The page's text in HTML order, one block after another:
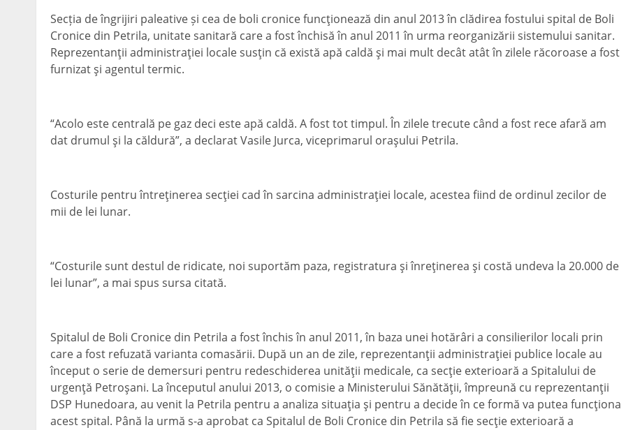
Secția de îngrijiri paleative și cea de boli cronice funcţionează din anul 2013 în clădirea fostului spital de Boli
Cronice din Petrila, unitate sanitară care a fost închisă în anul 2011 în urma reorganizării sistemului sanitar.
Reprezentanţii administraţiei locale susţin că există apă caldă şi mai mult decât atât în zilele răcoroase a fost
furnizat şi agentul termic.
“Acolo este centrală pe gaz deci este apă caldă. A fost tot timpul. În zilele trecute când a fost rece afară am
dat drumul şi la căldură”, a declarat Vasile Jurca, viceprimarul oraşului Petrila.
Costurile pentru întreţinerea secţiei cad în sarcina administraţiei locale, acestea fiind de ordinul zecilor de
mii de lei lunar.
“Costurile sunt destul de ridicate, noi suportăm paza, registratura şi înreţinerea şi costă undeva la 20.000 de
lei lunar”, a mai spus sursa citată.
Spitalul de Boli Cronice din Petrila a fost închis în anul 2011, în baza unei hotărâri a consilierilor locali prin
care a fost refuzată varianta comasării. După un an de zile, reprezentanţii administraţiei publice locale au
început o serie de demersuri pentru redeschiderea unităţii medicale, ca secţie exterioară a Spitalului de
urgenţă Petroşani. La începutul anului 2013, o comisie a Ministerului Sănătăţii, împreună cu reprezentanţii
DSP Hunedoara, au venit la Petrila pentru a analiza situaţia şi pentru a decide în ce formă va putea funcţiona
acest spital. Până la urmă s-a aprobat ca Spitalul de Boli Cronice din Petrila să fie secţie exterioară a